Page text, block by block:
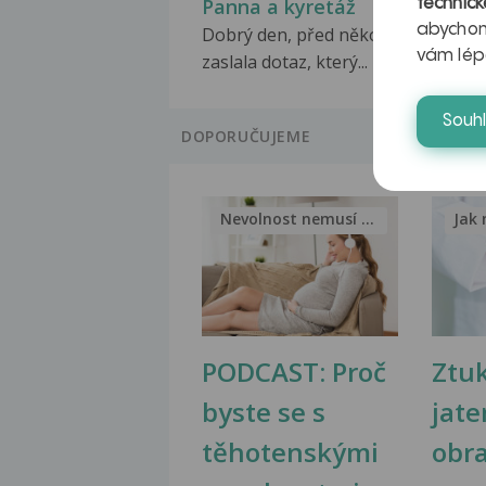
Panna a kyretáž
Dobrý den, před několika dny jsem
zaslala dotaz, který...
DOPORUČUJEME
PODCAST: Proč
byste se s
těhotenskými
Nevolnost nemusí být nutnou... Jak
vám